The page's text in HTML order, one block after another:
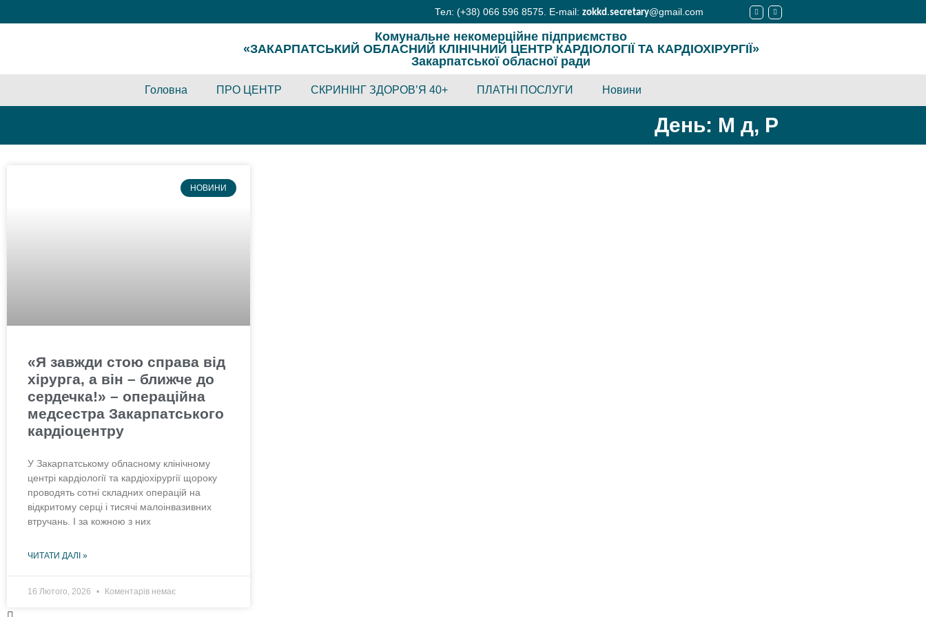
Тел: (+38) 066 596 8575. E-mail: zokkd.secretary@gmail.com
Комунальне некомерційне підприємство
«ЗАКАРПАТСЬКИЙ ОБЛАСНИЙ КЛІНІЧНИЙ ЦЕНТР КАРДІОЛОГІЇ ТА КАРДІОХІРУРГІЇ»
Закарпатської обласної ради
Головна ПРО ЦЕНТР СКРИНІНГ ЗДОРОВ’Я 40+ ПЛАТНІ ПОСЛУГИ Новини
День: М д, Р
НОВИНИ
«Я завжди стою справа від
хірурга, а він – ближче до
сердечка!» – операційна
медсестра Закарпатського
кардіоцентру
У Закарпатському обласному клінічному
центрі кардіології та кардіохірургії щороку
проводять сотні складних операцій на
відкритому серці і тисячі малоінвазивних
втручань. І за кожною з них
ЧИТАТИ ДАЛІ »
16 Лютого, 2026 Коментарів немає